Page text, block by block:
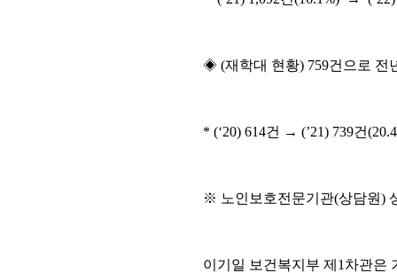
◈ (재학대 현황) 759건으로 전
* (‘20) 614건 → (’21) 739건
※ 노인보호전문기관(상담원)
이기일 보건복지부 제1차관은